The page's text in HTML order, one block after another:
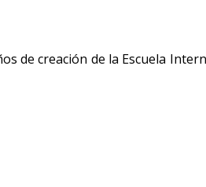
de creación de la Escuela